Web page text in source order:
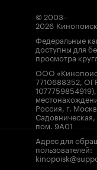
© 2003–
2026 Кинопоиск
Федеральные
доступны для
просмотра
ООО
7710688352,
Россия, г.
Садовническая,
пом. 9А01
Адрес для
пользователей: